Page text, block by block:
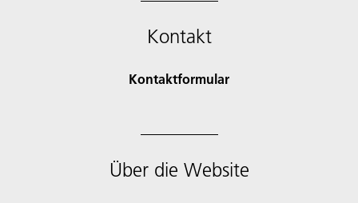
Kontakt
Kontaktformular
Über die Website